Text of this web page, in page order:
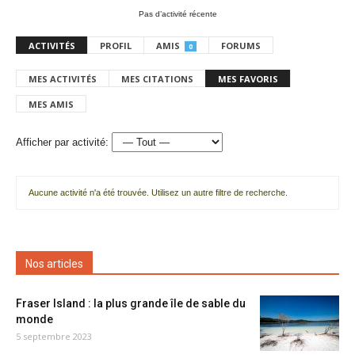
Pas d’activité récente
ACTIVITÉS PROFIL AMIS 0 FORUMS
MES ACTIVITÉS MES CITATIONS MES FAVORIS
MES AMIS
Afficher par activité:
Aucune activité n'a été trouvée. Utilisez un autre filtre de recherche.
Nos articles
Fraser Island : la plus grande île de sable du
monde
5 septembre 2023